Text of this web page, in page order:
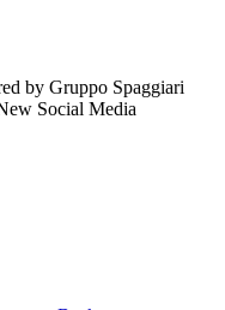
by Gruppo Spaggiari
Social Media